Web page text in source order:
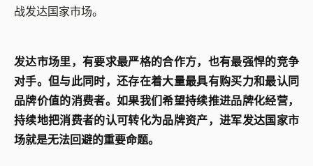
战发达国家市场。
发达市场里，有要求最严格的合作方，也有最强悍的竞争
对手。但与此同时，还存在着大量最具有购买力和最认同
品牌价值的消费者。如果我们希望持续推进品牌化经营，
持续地把消费者的认可转化为品牌资产，进军发达国家市
场就是无法回避的重要命题。